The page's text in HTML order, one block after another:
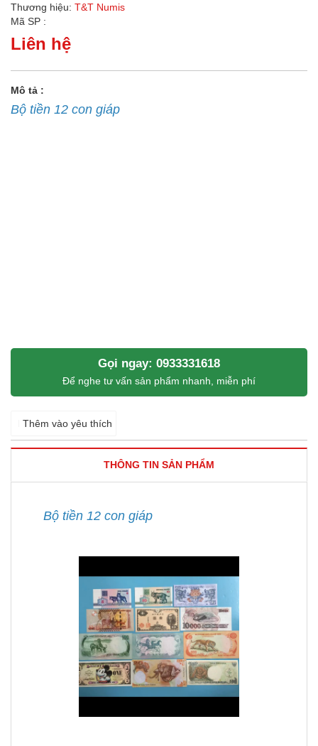
Thương hiệu: T&T Numis
Mã SP :
Liên hệ
Mô tả :
Bộ tiền 12 con giáp
Gọi ngay: 0933331618
Để nghe tư vấn sản phẩm nhanh, miễn phí
Thêm vào yêu thích
THÔNG TIN SẢN PHẨM
Bộ tiền 12 con giáp